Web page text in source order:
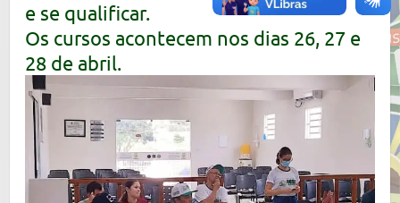
e se qualificar.
Os cursos acontecem nos dias 26, 27 e
28 de abril.